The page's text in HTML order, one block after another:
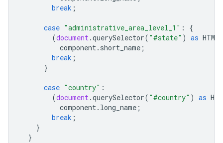
break ;
case "administrative_area_level_1" :
{
(document.querySelector( "#state" ) as
component. short_name ;
break ;
}
case "country" :
(document.querySelector( "#country" ) as
component. long_name ;
break ;
}
}